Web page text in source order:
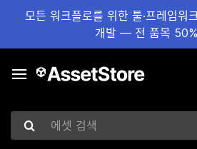
모든 워크플로를 위한 툴·프레임워
개발 — 전 품목
에셋 검색